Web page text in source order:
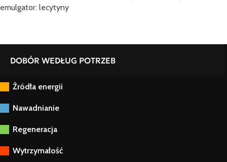
emulgator: lecytyny
DOBÓR WEDŁUG POTRZEB
Źródła energii
Nawadnianie
Regeneracja
Wytrzymałość